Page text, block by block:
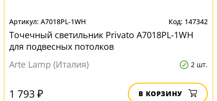
A7018PL-1WH 147342
Точечный светильник Privato A7018PL-1WH
для подвесных потолков
Arte Lamp (Италия)
2 шт.
1 793 ₽ В КОРЗИНУ